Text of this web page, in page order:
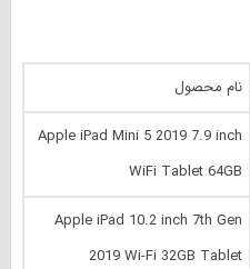
نام محصول
Apple iPad Mini 5 2019 7.9 inch
WiFi Tablet 64GB
Apple iPad 10.2 inch 7th Gen
2019 Wi-Fi 32GB Tablet